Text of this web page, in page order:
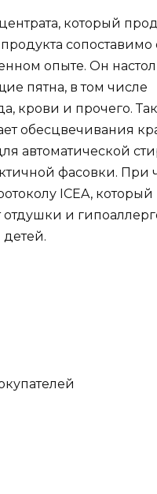
который
сопоставимо
опыте. Он
пятна, в том числе
крови и прочего.
обесцвечивания
автоматической
фасовки. При
ICEA, который
отдушки и